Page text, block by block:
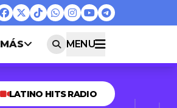
MÁS MENU
LATINO HITS RADIO